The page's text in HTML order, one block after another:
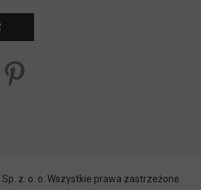
z. o. o. Wszystkie prawa zastrzeżone